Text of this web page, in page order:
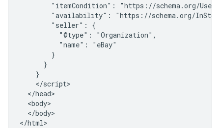
"itemCondition": "https://schema.org/
"availability": "https://schema.org/
        "seller": {
          "@type": "Organization",
          "name": "eBay"
        }
      }
    }
    </script>
  </head>
  <body>
  </body>
</html>